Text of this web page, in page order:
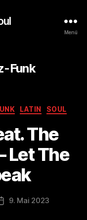
Menü
Funk
LATIN SOUL
The
Let The
9. Mai 2023